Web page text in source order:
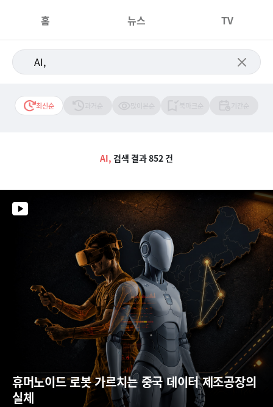
홈 뉴스 TV
최신순
AI, 검색 결과 852 건
휴머노이드 로봇 가르치는 중국 데이터 제조공장의
실체